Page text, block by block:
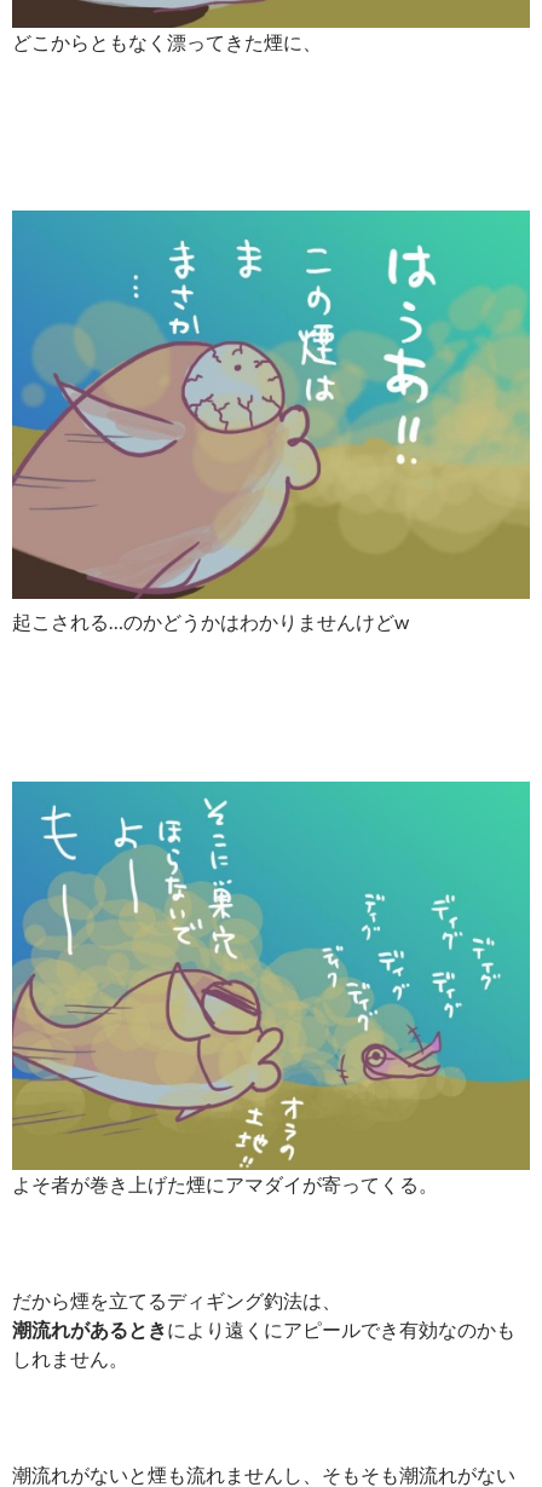
どこからともなく漂ってきた煙に、
起こされる…のかどうかはわかりませんけどw
よそ者が巻き上げた煙にアマダイが寄ってくる。
だから煙を立てるディギング釣法は、
潮流れがあるときにより遠くにアピールでき有効なのかも
しれません。
潮流れがないと煙も流れませんし、そもそも潮流れがない